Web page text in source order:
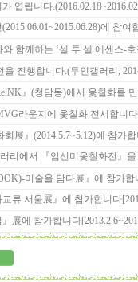
엽립니다
에 참여
와 함께하는 ‘셀 투 셀 에센스-
진행합니다.(두인갤러리,
』(청담동)에서 옻칠화를
라운지에 옻칠화 전시합니다
회展』(2014.5.7~5.12)에 참가
리에서 『임선미옻칠화전』을
미술을 담다展』에 참가합
교류 서울展』에 참가합니다
展에 참가합니다